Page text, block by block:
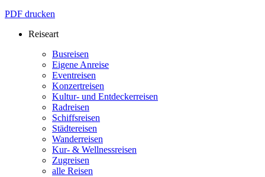
PDF drucken
Reiseart
Busreisen
Eigene Anreise
Eventreisen
Konzertreisen
Kultur- und Entdeckerreisen
Radreisen
Schiffsreisen
Städtereisen
Wanderreisen
Kur- & Wellnessreisen
Zugreisen
alle Reisen